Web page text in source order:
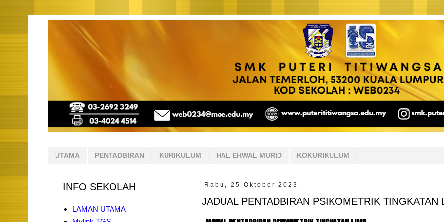
UTAMA PENTADBIRAN KURIKULUM HAL EHWAL MURID KOKURIKULUM
Rabu, 25 Oktober 2023
JADUAL PENTADBIRAN PSIKOMETRIK TINGKATAN
INFO SEKOLAH
LAMAN UTAMA